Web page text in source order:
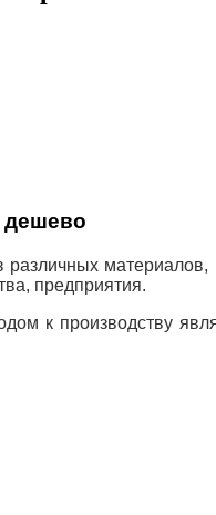
дешево
материалов,
предприятия.
к производству